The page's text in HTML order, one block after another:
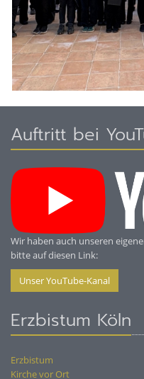
Auftritt bei
Wir haben auch unseren
bitte auf diesen Link:
Unser YouTube-Kanal
Erzbistum Köln
Erzbistum
Kirche vor Ort